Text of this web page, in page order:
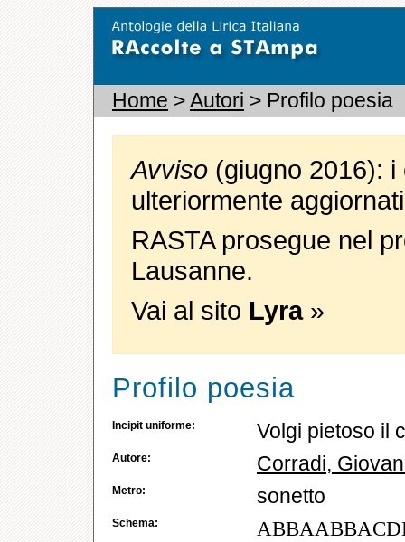
Home >Autori > Profilo poesia
Avviso (giugno 2016):
ulteriormente
RASTA prosegue nel
Lausanne.
Vai al sito Lyra»
Profilo poesia
Incipit uniforme: Volgi pietoso il
Autore: Corradi,
Metro: sonetto
Schema: